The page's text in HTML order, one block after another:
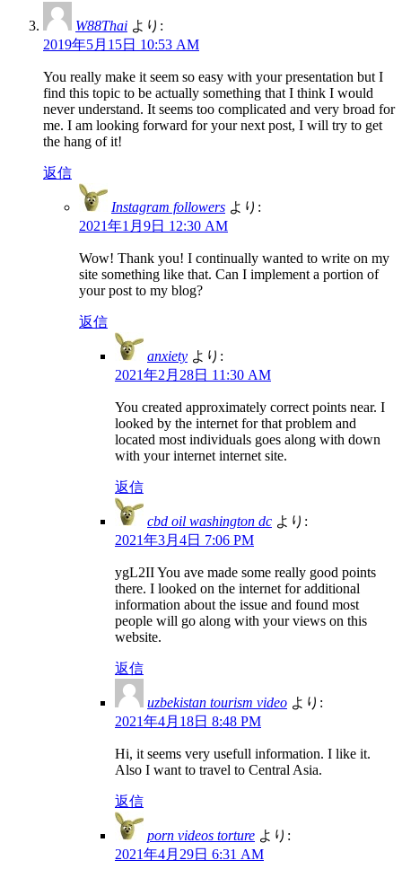
W88Thai より:
2019年5月15日 10:53 AM
You really make it seem so easy with your presentation but I
find this topic to be actually something that I think I would
never understand. It seems too complicated and very broad for
me. I am looking forward for your next post, I will try to get
the hang of it!
返信
Instagram followers より:
2021年1月9日 12:30 AM
Wow! Thank you! I continually wanted to write on my
site something like that. Can I implement a portion of
your post to my blog?
返信
anxiety より:
2021年2月28日 11:30 AM
You created approximately correct points near. I
looked by the internet for that problem and
located most individuals goes along with down
with your internet internet site.
返信
cbd oil washington dc より:
2021年3月4日 7:06 PM
ygL2II You ave made some really good points
there. I looked on the internet for additional
information about the issue and found most
people will go along with your views on this
website.
返信
uzbekistan tourism video より:
2021年4月18日 8:48 PM
Hi, it seems very usefull information. I like it.
Also I want to travel to Central Asia.
返信
porn videos torture より:
2021年4月29日 6:31 AM